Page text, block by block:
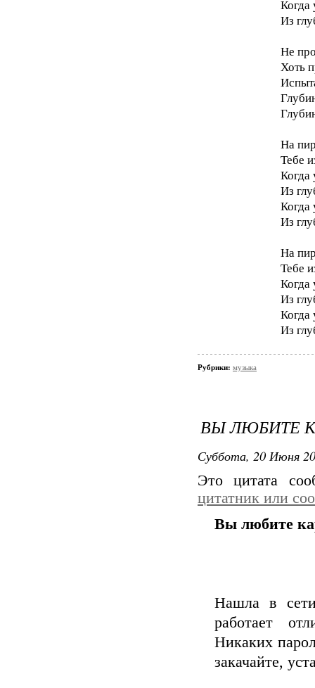
Когда
Из
Не
Хоть
На
Тебе
Когда
Из
Когда
Из
На
Тебе
Когда
Из
Когда
Из
Рубрики: музыка
ВЫ ЛЮБИТЕ
Суббота, 20 Июня
Это цитата
цитатник или
Вы любите
Нашла в
работает
Никаких
закачайте,